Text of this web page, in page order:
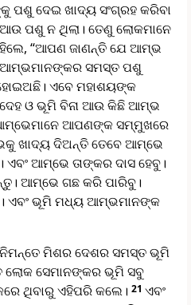
ପଶୁ ଦେଇ ଖାଦ୍ୟ ସଂଗ୍ରହ କରିବା
ପଶୁ ନ ଥିଲା। ତେଣୁ ଲୋକମାନେ
“ଆପଣ ଜାଣନ୍ତି ଯେ ଆମ୍ଭ
ଆମ୍ଭମାନଙ୍କର ସମସ୍ତ ପଶୁ
ଏବେ ମହାଶୟଙ୍କ
ଓ ଭୂମି ବିନା ଆଉ କିଛି ଆମ୍ଭ
ଆପଣଙ୍କ ସମ୍ମୁଖରେ
ଖାଦ୍ୟ ଦିଅନ୍ତି ତେବେ ଆମ୍ଭେ
ଆମ୍ଭେ ତାଙ୍କର ଦାସ ହେବୁ।
ଆମ୍ଭେ ଗଛ କରି ପାରିବୁ।
ଏବଂ ଭୂମି ମଧ୍ୟ ଆମ୍ଭମାନଙ୍କ
ମିଶର ଦେଶର ସମସ୍ତ ଭୂମି
ସେମାନଙ୍କର ଭୂମି ସବୁ
ଥିବାରୁ ଏହିପରି କଲେ। 21 ଏବଂ